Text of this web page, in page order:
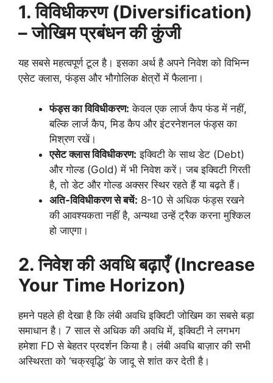
1.विविधीकरण (Diversification)
–जोखिम प्रबंधन की कुंजी
यह सबसे महत्वपूर्ण टूल है। इसका अर्थ है अपने निवेश को विभिन्न
एसेट क्लास, फंड्स और भौगोलिक क्षेत्रों में फैलाना।
फंड्स का विविधीकरण: केवल एक लार्ज कैप फंड में नहीं,
बल्कि लार्ज कैप, मिड कैप और इंटरनेशनल फंड्स का
मिश्रण रखें।
एसेट क्लास विविधीकरण: इक्विटी के साथ डेट (Debt)
और गोल्ड (Gold) में भी निवेश करें। जब इक्विटी गिरती
है, तो डेट और गोल्ड अक्सर स्थिर रहते हैं या बढ़ते हैं।
अति-विविधीकरण से बचें: 8-10 से अधिक फंड्स रखने
की आवश्यकता नहीं है, अन्यथा उन्हें ट्रैक करना मुश्किल
हो जाएगा।
2.निवेश की अवधि बढ़ाएँ (Increase
Your Time Horizon)
हमने पहले ही देखा है कि लंबी अवधि इक्विटी जोखिम का सबसे बड़ा
समाधान है। 7 साल से अधिक की अवधि में, इक्विटी ने लगभग
हमेशा FD से बेहतर प्रदर्शन किया है। लंबी अवधि बाज़ार की सभी
अस्थिरता को ‘चक्रवृद्धि’ के जादू से शांत कर देती है।